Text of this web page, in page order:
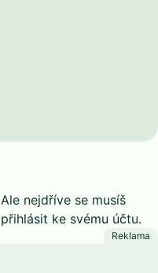
Ale nejdříve se musíš
přihlásit ke svému účtu.